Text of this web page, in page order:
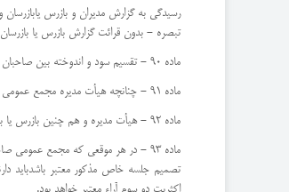
رسیدگی به گزارش مدیران و بازرس
‌تبصره - بدون قرائت گزارش بازرس یا
ماده 90 - تقسیم سود و اندوخته بین صاحبان سهام فقط پس از تصویب مجمع عمومی جایز خواهد بود و در صورت وجود منافع تقسیم ده درصد‌از سود ویژه سالانه بین صاحبان سهام الزامی است.
ماده 91 - چنانچه هیأت مدیره مجمع عمومی عادی سالانه را در موعد مقرر دعوت نكند بازرس یا بازرسان شركت مكلفند رأساً اقدام به دعوت‌مجمع مزبور بنمایند.
ماده 92 - هیأت مدیره و هم چنین بازرس یا بازرسان شركت می‌توانند در مواقع مقتضی مجمع عمومی عادی را به طور فوق‌العاده دعوت نمایند. در‌این صورت دستور جلسه مجمع باید در آگهی دعوت قید شود.
ماده 93 - در هر موقعی كه مجمع
تصمیم جلسه خاص مذكور معتبر باشد‌باید